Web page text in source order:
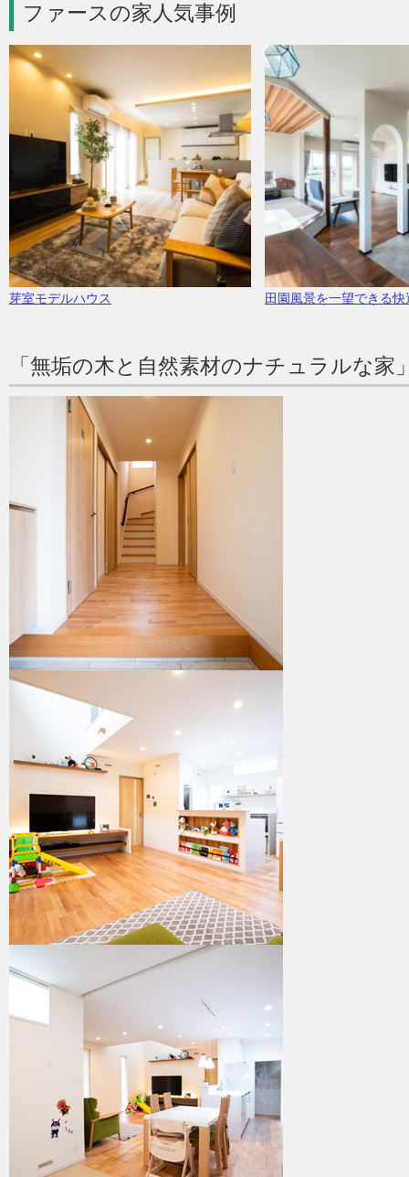
ファースの家人気事例
芽室モデルハウス 田園風景を一望できる
「無垢の木と自然素材のナチュラルな家